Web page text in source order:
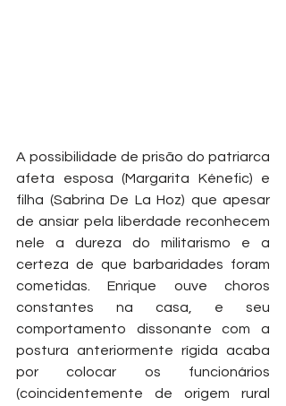
A possibilidade de prisão do patriarca
afeta esposa (Margarita Kénefic) e
filha (Sabrina De La Hoz) que apesar
de ansiar pela liberdade reconhecem
nele a dureza do militarismo e a
certeza de que barbaridades foram
cometidas. Enrique ouve choros
constantes na casa, e seu
comportamento dissonante com a
postura anteriormente rígida acaba
por colocar os funcionários
(coincidentemente de origem rural